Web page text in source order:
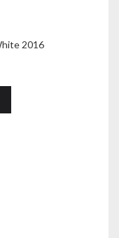
2016